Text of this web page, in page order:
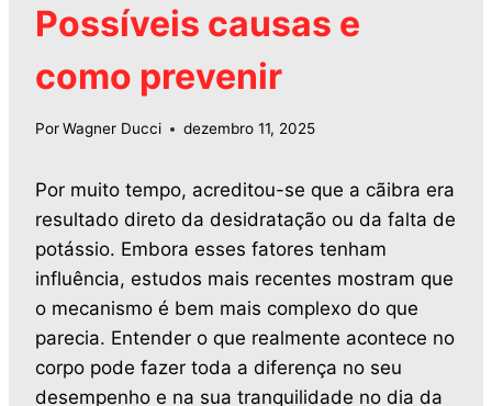
Possíveis causas e
como prevenir
PorWagner Ducci dezembro 11, 2025
Por muito tempo, acreditou-se que a cãibra era
resultado direto da desidratação ou da falta de
potássio. Embora esses fatores tenham
influência, estudos mais recentes mostram que
o mecanismo é bem mais complexo do que
parecia. Entender o que realmente acontece no
corpo pode fazer toda a diferença no seu
desempenho e na sua tranquilidade no dia da